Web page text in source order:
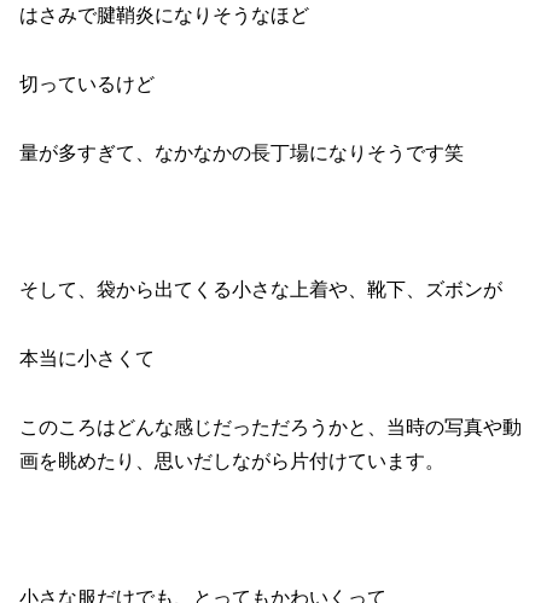
はさみで腱鞘炎になりそうなほど
切っているけど
量が多すぎて、なかなかの長丁場になりそうです笑
そして、袋から出てくる小さな上着や、靴下、ズボンが
本当に小さくて
このころはどんな感じだっただろうかと、当時の写真や動
画を眺めたり、思いだしながら片付けています。
小さな服だけでも、とってもかわいくって